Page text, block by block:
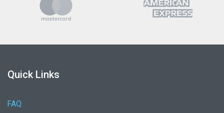
Quick Links
FAQ